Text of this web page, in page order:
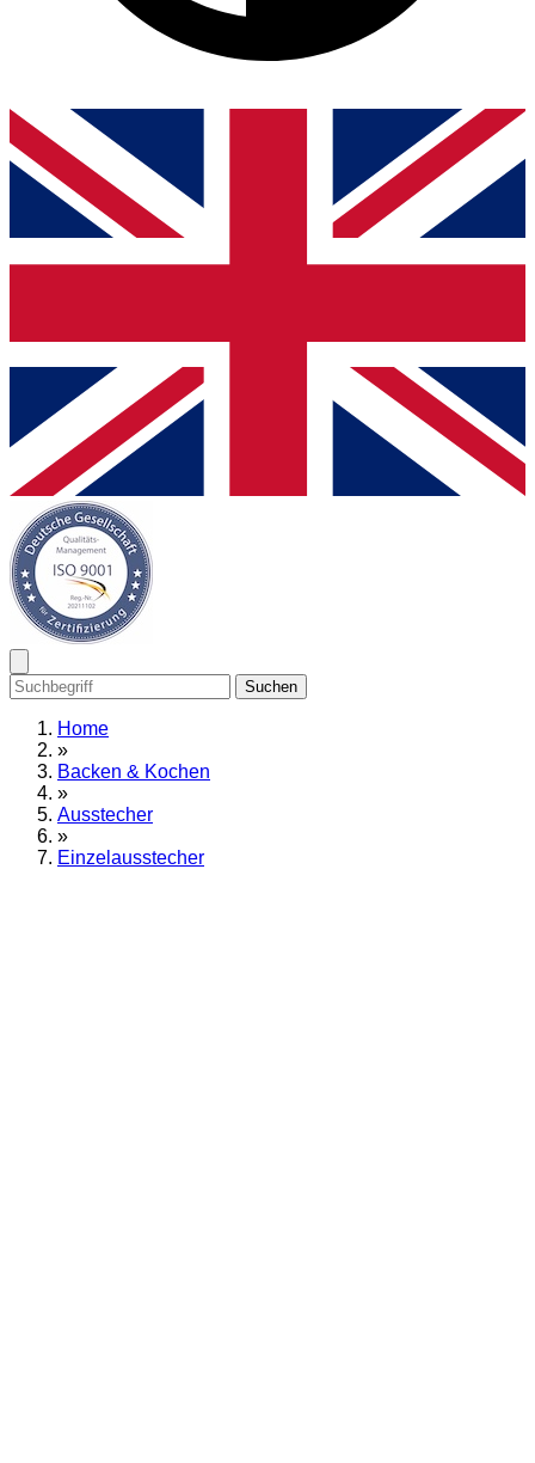
Suchen
Home
»
Backen & Kochen
»
Ausstecher
»
Einzelausstecher